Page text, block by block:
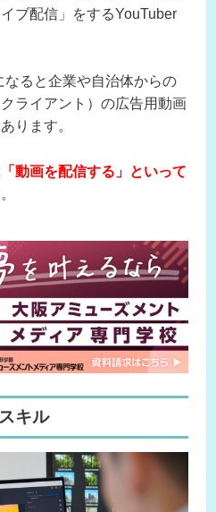
ブ配信」をするYouTuber
なると企業や自治体からの
ライアント）の広告用動画
ります。
動画を配信する」といって
キル